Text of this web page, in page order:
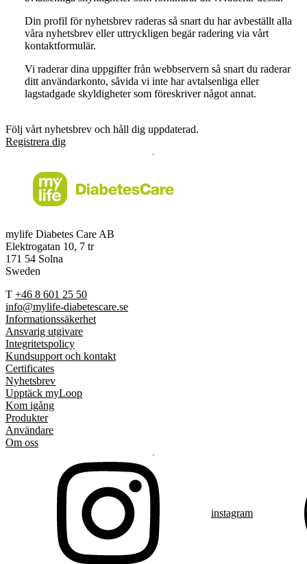
Din profil för nyhetsbrev raderas så snart du har avbeställt alla
våra nyhetsbrev eller uttryckligen begär radering via vårt
kontaktformulär.
Vi raderar dina uppgifter från webbservern så snart du raderar
ditt användarkonto, såvida vi inte har avtalsenliga eller
lagstadgade skyldigheter som föreskriver något annat.
Följ vårt nyhetsbrev och håll dig uppdaterad.
Registrera dig
mylife Diabetes Care AB
Elektrogatan 10, 7 tr
171 54 Solna
Sweden
T +46 8 601 25 50
info@mylife-diabetescare.se
Informationssäkerhet
Ansvarig utgivare
Integritetspolicy
Kundsupport och kontakt
Certificates
Nyhetsbrev
Upptäck myLoop
Kom igång
Produkter
Användare
Om oss
instagram